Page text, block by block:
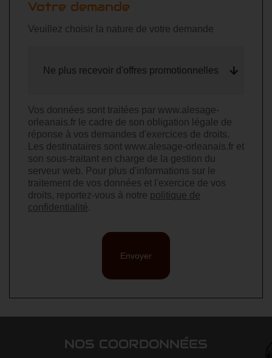
Votre demande
Veuillez choisir la nature de votre demande
Ne plus recevoir d'offres promotionnelles
Vos données sont traitées par www.alesage-
orleanais.fr le cadre de son obligation légale de
réponse à vos demandes d'exercices de droits.
Les destinataires sont www.alesage-orleanais.fr et
son sous-traitant en charge de la gestion du
serveur web. Pour plus d'informations sur le
traitement de vos données et l'exercice de vos
droits, reportez-vous à notre politique de
confidentialité.
Envoyer
NOS COORDONNÉES